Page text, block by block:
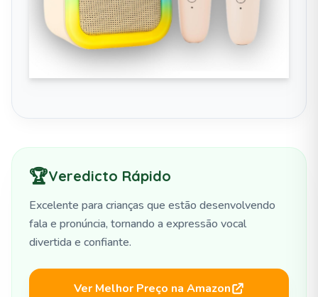
🏆Veredicto Rápido
Excelente para crianças que estão desenvolvendo
fala e pronúncia, tornando a expressão vocal
divertida e confiante.
Ver Melhor Preço na Amazon